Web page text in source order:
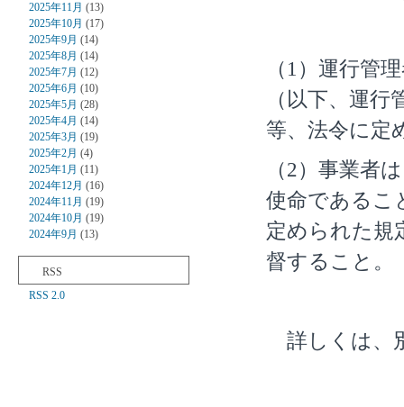
2025年11月 (13)
2025年10月 (17)
2025年9月 (14)
2025年8月 (14)
2025年7月 (12)
2025年6月 (10)
2025年5月 (28)
2025年4月 (14)
2025年3月 (19)
2025年2月 (4)
2025年1月 (11)
2024年12月 (16)
2024年11月 (19)
2024年10月 (19)
2024年9月 (13)
RSS
RSS 2.0
（1）運行管
（以下、運
等、法令に定
（2）事業者
使命であるこ
定められた規
督すること。
詳しくは、